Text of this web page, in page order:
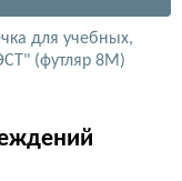
для учебных,
(футляр 8М)